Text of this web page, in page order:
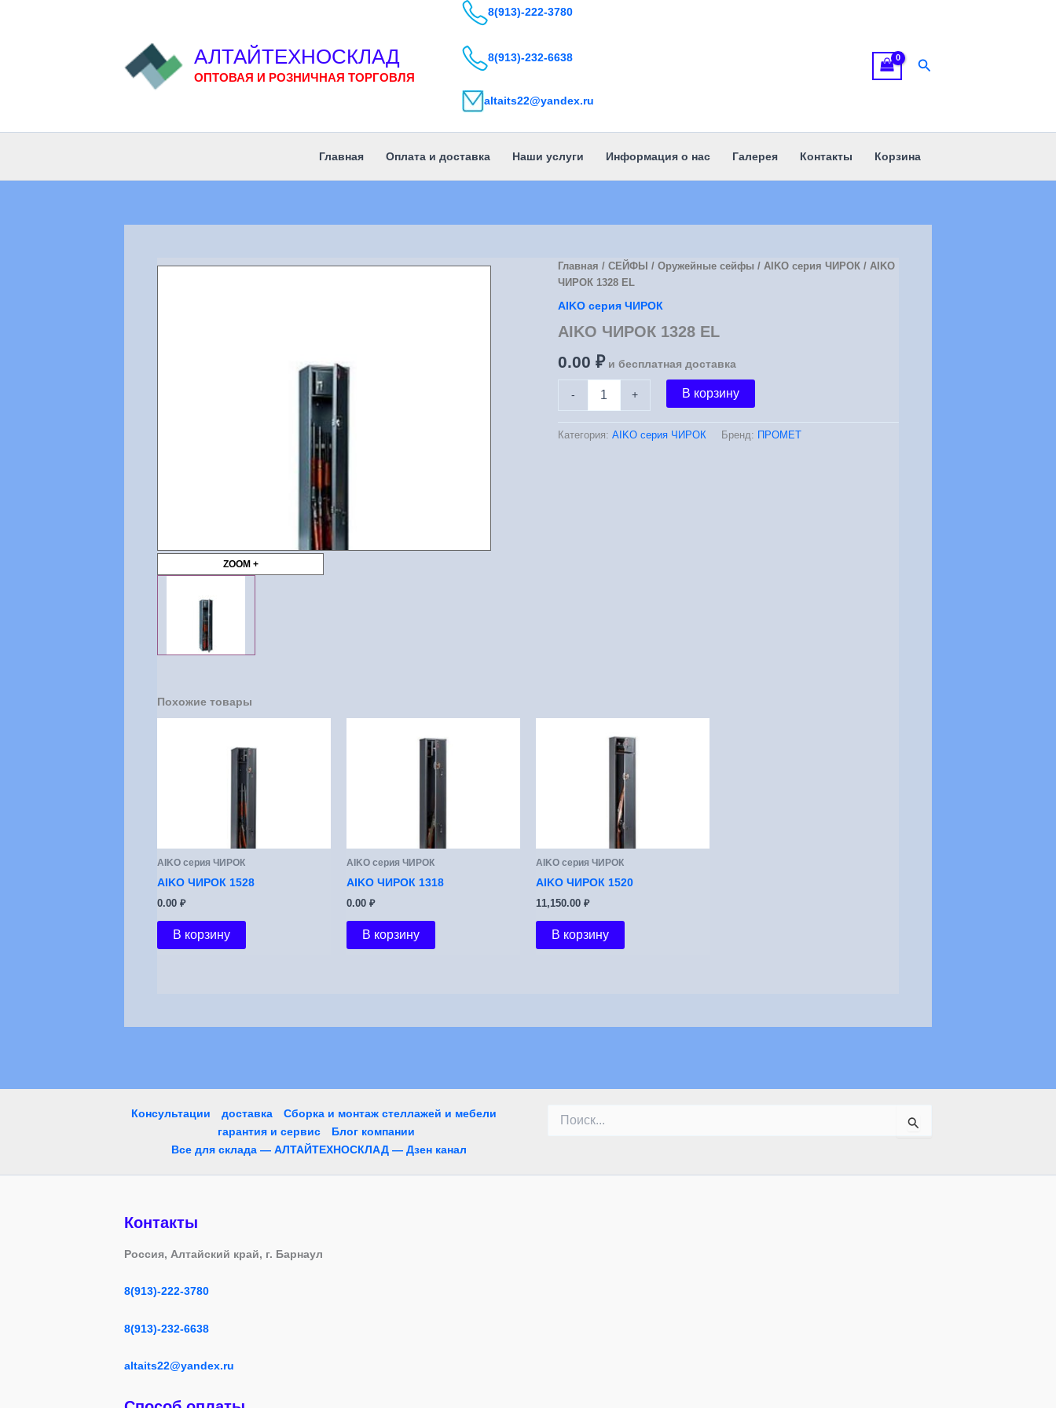
АЛТАЙТЕХНОСКЛАД
ОПТОВАЯ И РОЗНИЧНАЯ ТОРГОВЛЯ
8(913)-222-3780
8(913)-232-6638
altaits22@yandex.ru
Поиск
Главная Оплата и доставка Наши услуги Информация о нас Галерея Контакты Корзина
ZOOM +
Главная / СЕЙФЫ / Оружейные сейфы / АIKO серия ЧИРОК/ AIKO
ЧИРОК 1328 EL
АIKO серия ЧИРОК
AIKO ЧИРОК 1328 EL
0.00 ₽ и бесплатная доставка
-
ЧИРОК
+ В корзину
Категория: АIKO серия ЧИРОК Бренд: ПРОМЕТ
Похожие товары
АIKO серия ЧИРОК
AIKO ЧИРОК 1528
0.00 ₽
В корзину
АIKO серия ЧИРОК
AIKO ЧИРОК 1318
0.00 ₽
В корзину
АIKO серия ЧИРОК
AIKO ЧИРОК 1520
11,150.00 ₽
В корзину
Консультации доставка
Сборка и монтаж стеллажей и мебели
гарантия и сервис
Блог компании
Все для склада — АЛТАЙТЕХНОСКЛАД — Дзен канал
Контакты
Россия, Алтайский край, г. Барнаул
8(913)-222-3780
8(913)-232-6638
altaits22@yandex.ru